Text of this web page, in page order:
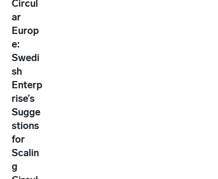
Circul
ar
Europ
e:
Swedi
sh
Enterp
rise’s
Sugge
stions
for
Scalin
g